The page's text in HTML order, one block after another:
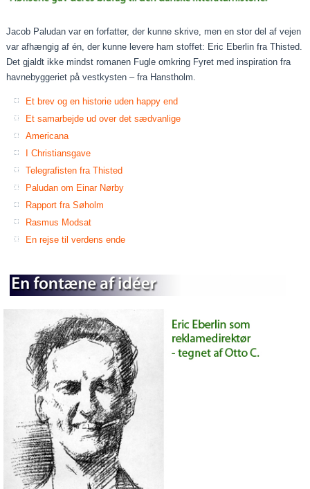
Jacob Paludan var en forfatter, der kunne skrive, men en stor del af vejen
var afhængig af én, der kunne levere ham stoffet: Eric Eberlin fra Thisted.
Det gjaldt ikke mindst romanen Fugle omkring Fyret med inspiration fra
havnebyggeriet på vestkysten – fra Hanstholm.
Et brev og en historie uden happy end
Et samarbejde ud over det sædvanlige
Americana
I Christiansgave
Telegrafisten fra Thisted
Paludan om Einar Nørby
Rapport fra Søholm
Rasmus Modsat
En rejse til verdens ende